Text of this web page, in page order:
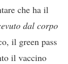
che ha il
dal corpo
il green pass
il vaccino